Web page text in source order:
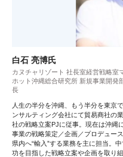
白石 亮博氏
カヌチャリゾート 社長室経営戦略室
ホット沖縄総合研究所 新規事業開発
長
人生の半分を沖縄、もう半分を東京
ンサルティング会社にて貿易商社の
社の戦略立案PJに従事。現在は沖縄
事業の戦略策定／企画／プロデュー
県内へ“輸入”する業務を主に担当。
功を目指した戦略立案や企画を取り組